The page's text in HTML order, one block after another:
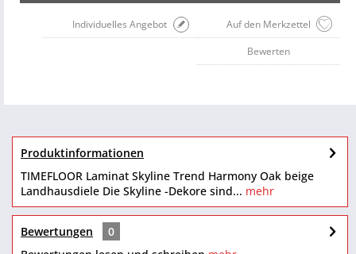
Auf den Merkzettel
Individuelles Angebot
Bewerten
Produktinformationen
TIMEFLOOR Laminat Skyline Trend Harmony Oak beige
Landhausdiele Die Skyline -Dekore sind... mehr
Bewertungen
0